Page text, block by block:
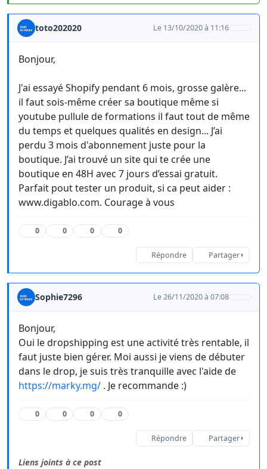
toto202020 Le 13/10/2020 à 11:16
Bonjour,
J'ai essayé Shopify pendant 6 mois, grosse galère...
il faut sois-même créer sa boutique même si
youtube pullule de formations il faut tout de même
du temps et quelques qualités en design... J’ai
perdu 3 mois d'abonnement juste pour la
boutique. J’ai trouvé un site qui te crée une
boutique en 48H avec 7 jours d’essai gratuit.
Parfait pout tester un produit, si ca peut aider :
www.digablo.com. Courage à vous
0 0 0 0
Répondre Partager
Sophie7296 Le 26/11/2020 à 07:08
Bonjour,
Oui le dropshipping est une activité très rentable, il
faut juste bien gérer. Moi aussi je viens de débuter
dans le drop, je suis très tranquille avec l'aide de
https://marky.mg/ . Je recommande :)
0 0 0 0
Répondre Partager
Liens joints à ce post